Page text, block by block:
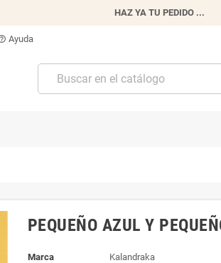
HAZ YA TU PEDIDO ...
Ayuda
PEQUEÑO AZUL Y
Marca
Kalandraka